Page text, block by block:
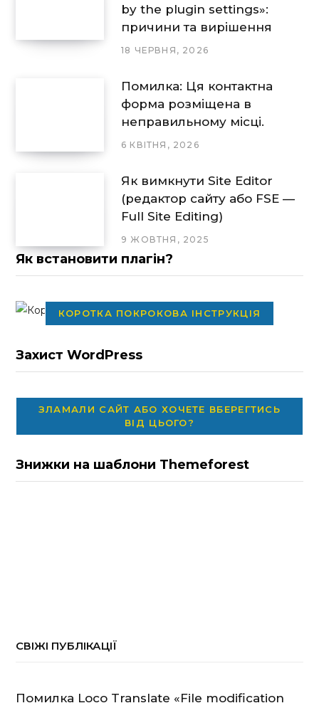
by the plugin settings»:
причини та вирішення
18 ЧЕРВНЯ, 2026
Помилка: Ця контактна
форма розміщена в
неправильному місці.
6 КВІТНЯ, 2026
Як вимкнути Site Editor
(редактор сайту або FSE —
Full Site Editing)
9 ЖОВТНЯ, 2025
Як встановити плагін?
КОРОТКА ПОКРОКОВА ІНСТРУКЦІЯ
Захист WordPress
ЗЛАМАЛИ САЙТ АБО ХОЧЕТЕ ВБЕРЕГТИСЬ
ВІД ЦЬОГО?
Знижки на шаблони Themeforest
СВІЖІ ПУБЛІКАЦІЇ
Помилка Loco Translate «File modification